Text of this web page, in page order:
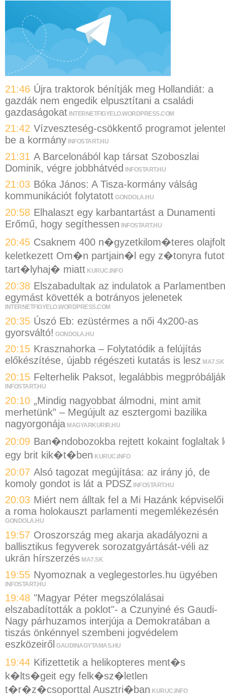
21:46 Újra traktorok bénítják meg Hollandiát: a
gazdák nem engedik elpusztítani a családi
gazdaságokat INTERNETFIGYELO.WORDPRESS.COM
21:42 Vízveszteség-csökkentő programot
be a kormány INFOSTART.HU
21:31 A Barcelonából kap társat Szoboszlai
Dominik, végre jobbhátvéd INFOSTART.HU
21:03 Bóka János: A Tisza-kormány válság
kommunikációt folytatott GONDOLA.HU
20:58 Elhalaszt egy karbantartást a Dunamenti
Erőmű, hogy segíthessen
INFOSTART.HU
20:45 Csaknem 400 n�gyzetkilom�teres olajfolt
keletkezett Om�n partjain�l egy z�tonyra
tart�lyhaj� miatt KURUC.INFO
20:38 Elszabadultak az indulatok a
egymást követték a botrányos jelenetek
INTERNETFIGYELO.WORDPRESS.COM
20:35 Úszó Eb: ezüstérmes a női 4x200-as
gyorsváltó! GONDOLA.HU
20:15 Krasznahorka – Folytatódik a felújítás
előkészítése, újabb régészeti kutatás is lesz MA7.SK
20:15 Felterhelik Paksot, legalábbis
INFOSTART.HU
20:10 „Mindig nagyobbat álmodni, mint amit
merhetünk” – Megújult az esztergomi bazilika
nagyorgonája MAGYARKURIR.HU
20:09 Ban�ndobozokba rejtett kokaint foglaltak
egy brit kik�t�ben KURUC.INFO
20:07 Alsó tagozat megújítása: az irány jó, de
komoly gondot is lát a PDSZ INFOSTART.HU
20:03 Miért nem álltak fel a Mi Hazánk képviselői
a roma holokauszt parlamenti megemlékezésén
GONDOLA.HU
19:57 Oroszország meg akarja akadályozni a
ballisztikus fegyverek sorozatgyártását-véli az
ukrán hírszerzés MA7.SK
19:55 Nyomoznak a veglegestorles.hu ügyében
INFOSTART.HU
19:48 "Magyar Péter megszólalásai
elszabadították a poklot"- a Czunyiné és Gaudi-
Nagy párhuzamos interjúja a Demokratában a
tiszás önkénnyel szembeni jogvédelem
eszközeiről GAUDINAGYTAMAS.HU
19:44 Kifizettetik a helikopteres ment�s
k�lts�geit egy felk�sz�letlen
t�r�z�csoporttal Ausztri�ban KURUC.INFO